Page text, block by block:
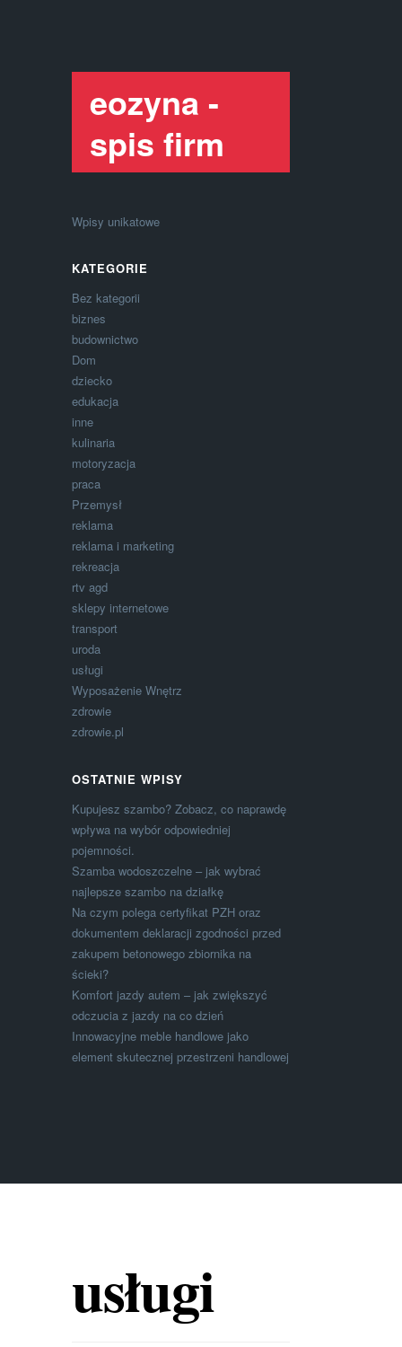
eozyna -
spis firm
Wpisy unikatowe
KATEGORIE
Bez kategorii
biznes
budownictwo
Dom
dziecko
edukacja
inne
kulinaria
motoryzacja
praca
Przemysł
reklama
reklama i marketing
rekreacja
rtv agd
sklepy internetowe
transport
uroda
usługi
Wyposażenie Wnętrz
zdrowie
zdrowie.pl
OSTATNIE WPISY
Kupujesz szambo? Zobacz, co naprawdę
wpływa na wybór odpowiedniej
pojemności.
Szamba wodoszczelne – jak wybrać
najlepsze szambo na działkę
Na czym polega certyfikat PZH oraz
dokumentem deklaracji zgodności przed
zakupem betonowego zbiornika na
ścieki?
Komfort jazdy autem – jak zwiększyć
odczucia z jazdy na co dzień
Innowacyjne meble handlowe jako
element skutecznej przestrzeni handlowej
usługi